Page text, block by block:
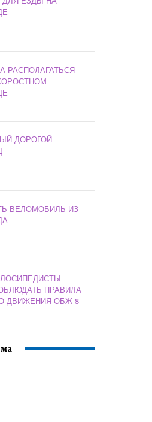
РАСПОЛАГАТЬСЯ
ДОРОГОЙ
ВЕЛОМОБИЛЬ ИЗ
ПРАВИЛА
ДВИЖЕНИЯ ОБЖ 8